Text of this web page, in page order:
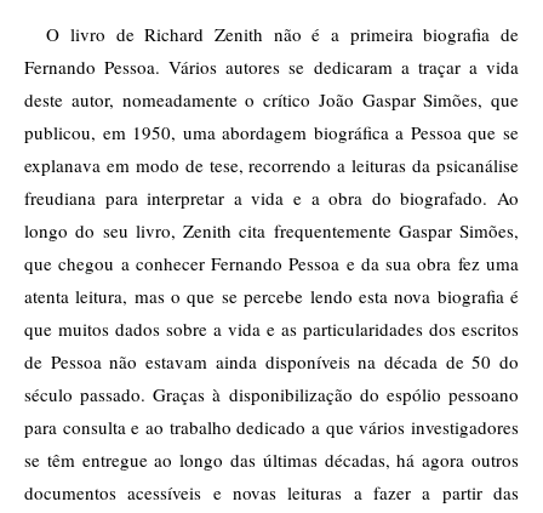
O livro de Richard Zenith não é a primeira biografia de
Fernando Pessoa. Vários autores se dedicaram a traçar a vida
deste autor, nomeadamente o crítico João Gaspar Simões, que
publicou, em 1950, uma abordagem biográfica a Pessoa que se
explanava em modo de tese, recorrendo a leituras da psicanálise
freudiana para interpretar a vida e a obra do biografado. Ao
longo do seu livro, Zenith cita frequentemente Gaspar Simões,
que chegou a conhecer Fernando Pessoa e da sua obra fez uma
atenta leitura, mas o que se percebe lendo esta nova biografia é
que muitos dados sobre a vida e as particularidades dos escritos
de Pessoa não estavam ainda disponíveis na década de 50 do
século passado. Graças à disponibilização do espólio pessoano
para consulta e ao trabalho dedicado a que vários investigadores
se têm entregue ao longo das últimas décadas, há agora outros
documentos acessíveis e novas leituras a fazer a partir das